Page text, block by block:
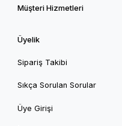
Müşteri Hizmetleri
Üyelik
Sipariş Takibi
Sıkça Sorulan Sorular
Üye Girişi